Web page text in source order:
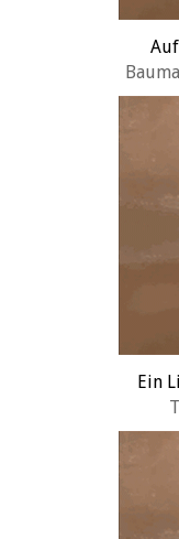
Ein